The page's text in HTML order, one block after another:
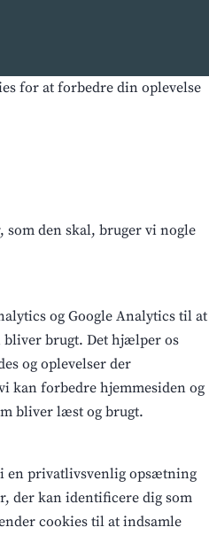
for at forbedre din oplevelse
som den skal, bruger vi nogle
og Google Analytics til at
brugt. Det hjælper os
og oplevelser der
kan forbedre hjemmesiden og
bliver læst og brugt.
en privatlivsvenlig opsætning
der kan identificere dig som
cookies til at indsamle